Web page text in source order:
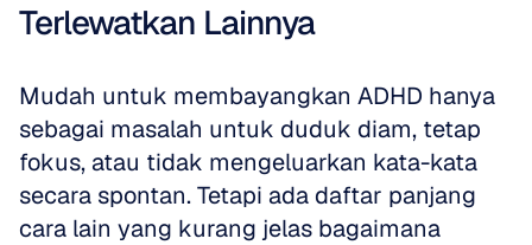
Terlewatkan Lainnya
Mudah untuk membayangkan ADHD hanya
sebagai masalah untuk duduk diam, tetap
fokus, atau tidak mengeluarkan kata-kata
secara spontan. Tetapi ada daftar panjang
cara lain yang kurang jelas bagaimana